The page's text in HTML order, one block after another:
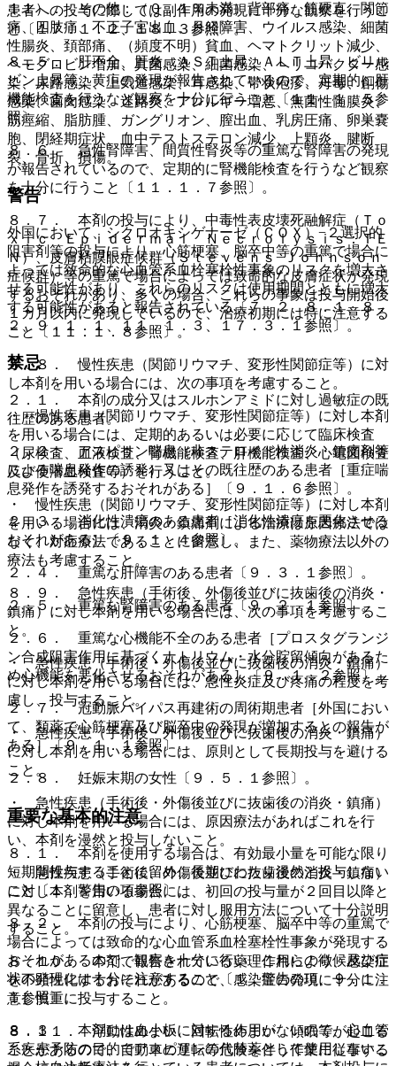
患者への投与に際しては副作用の発現に十分な観察を行うこ
と〔１７．１．２、１８．３参照〕。
８．５． 肝不全、肝炎、ＡＳＴ上昇、ＡＬＴ上昇、ビリル
ビン上昇等、黄疸の発現が報告されているので、定期的に肝
機能検査を行うなど観察を十分に行うこと〔１１．１．５参
照〕。
８．６． 急性腎障害、間質性腎炎等の重篤な腎障害の発現
が報告されているので、定期的に腎機能検査を行うなど観察
を十分に行うこと〔１１．１．７参照〕。
８．７． 本剤の投与により、中毒性表皮壊死融解症（Ｔｏ
ｘｉｃ Ｅｐｉｄｅｒｍａｌ Ｎｅｃｒｏｌｙｓｉｓ：ＴＥ
Ｎ）、皮膚粘膜眼症候群（Ｓｔｅｖｅｎｓ−Ｊｏｈｎｓｏｎ
症候群）等の重篤で場合によっては致命的な皮膚症状が発現
するおそれがあり、多くの場合、これらの事象は投与開始後
１カ月以内に発現しているので、治療初期には特に注意する
こと〔１１．１．８参照〕。
８．８． 慢性疾患（関節リウマチ、変形性関節症等）に対
し本剤を用いる場合には、次の事項を考慮すること。
・ 慢性疾患（関節リウマチ、変形性関節症等）に対し本剤
を用いる場合には、定期的あるいは必要に応じて臨床検査
（尿検査、血液検査、腎機能検査、肝機能検査、心電図検査
及び便潜血検査等）を行うこと。
・ 慢性疾患（関節リウマチ、変形性関節症等）に対し本剤
を用いる場合には、消炎・鎮痛剤による治療は原因療法では
なく、対症療法であることに留意し、また、薬物療法以外の
療法も考慮すること。
８．９． 急性疾患（手術後、外傷後並びに抜歯後の消炎・
鎮痛）に対し本剤を用いる場合には、次の事項を考慮するこ
と。
・ 急性疾患（手術後・外傷後並びに抜歯後の消炎・鎮痛）
に対し本剤を用いる場合には、急性炎症及び疼痛の程度を考
慮し、投与すること。
・ 急性疾患（手術後・外傷後並びに抜歯後の消炎・鎮痛）
に対し本剤を用いる場合には、原則として長期投与を避ける
こと。
・ 急性疾患（手術後・外傷後並びに抜歯後の消炎・鎮痛）
に対し本剤を用いる場合には、原因療法があればこれを行
い、本剤を漫然と投与しないこと。
・ 急性疾患（手術後、外傷後並びに抜歯後の消炎・鎮痛）
に対し本剤を用いる場合には、初回の投与量が２回目以降と
異なることに留意し、患者に対し服用方法について十分説明
すること。
８．１０． 本剤で報告されている薬理作用により、感染症
を不顕性化するおそれがあるので、感染症の発現に十分に注
意し慎重に投与すること。
８．１１． 浮動性めまい、回転性めまい、傾眠等が起こる
ことがあるので、自動車の運転等危険を伴う作業に従事する
１１）． その他：（０．１％未満）背部痛、筋硬直、関節
痛、四肢痛、不正子宮出血、月経障害、ウイルス感染、細菌
性腸炎、頚部痛、（頻度不明）貧血、ヘマトクリット減少、
ヘモグロビン増加、真菌感染、細菌感染、ヘリコバクター感
染、尿路感染、上気道感染、耳感染、帯状疱疹、丹毒、創傷
感染、歯肉感染、迷路炎、アレルギー増悪、無菌性髄膜炎、
筋痙縮、脂肪腫、ガングリオン、膣出血、乳房圧痛、卵巣嚢
胞、閉経期症状、血中テストステロン減少、上顆炎、腱断
裂、骨折、損傷。
警告
外国において、シクロオキシゲナーゼ（ＣＯＸ）−２選択的
阻害剤等の投与により、心筋梗塞、脳卒中等の重篤で場合に
よっては致命的な心血管系血栓塞栓性事象のリスクを増大さ
せる可能性があり、これらのリスクは使用期間とともに増大
する可能性があると報告されている〔７．２、８．１、８．
２、９．１．１、１１．１．３、１７．３．１参照〕。
禁忌
２．１． 本剤の成分又はスルホンアミドに対し過敏症の既
往歴のある患者。
２．２． アスピリン喘息（非ステロイド性消炎・鎮痛剤等
による喘息発作の誘発）又はその既往歴のある患者［重症喘
息発作を誘発するおそれがある］〔９．１．６参照〕。
２．３． 消化性潰瘍のある患者［消化性潰瘍を悪化させる
おそれがある］〔９．１．４参照〕。
２．４． 重篤な肝障害のある患者〔９．３．１参照〕。
２．５． 重篤な腎障害のある患者〔９．２．１参照〕。
２．６． 重篤な心機能不全のある患者［プロスタグランジ
ン合成阻害作用に基づくナトリウム・水分貯留傾向があるた
め心機能を悪化させるおそれがある］〔９．１．２参照〕。
２．７． 冠動脈バイパス再建術の周術期患者［外国におい
て、類薬で心筋梗塞及び脳卒中の発現が増加するとの報告が
ある］〔９．１．１参照〕。
２．８． 妊娠末期の女性〔９．５．１参照〕。
重要な基本的注意
８．１． 本剤を使用する場合は、有効最小量を可能な限り
短期間投与することに留め、長期にわたり漫然と投与しない
こと〔１．警告の項参照〕。
８．２． 本剤の投与により、心筋梗塞、脳卒中等の重篤で
場合によっては致命的な心血管系血栓塞栓性事象が発現する
おそれがあるので、観察を十分に行い、これらの徴候及び症
状の発現には十分に注意すること〔１．警告の項、９．１．
１参照〕。
８．３． 本剤には血小板に対する作用がないので、心血管
系疾患予防の目的でアスピリンの代替薬として使用しないこ